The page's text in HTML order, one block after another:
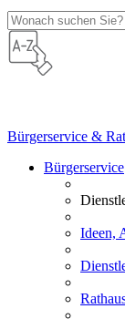
Bürgerservice &
Bürgerservice
Ideen,